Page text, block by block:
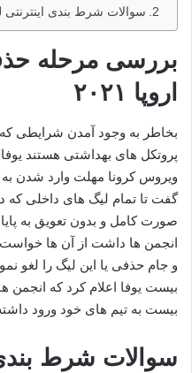
سوالات شرط بندی اینترنتی لیگ
بررسی مرحله
اروپا ۲۰۲۱
بخاطر به وجود آمدن شرایطی
پروتکل های بهداشتی هستند
ویروس کرونا مهلت وارد شدن
گفت تا تمام لیگ های داخلی که
صورت کامل و بدون تعویق به
انجمن ها داشت از آن ها خواست
و جام حذفی یا این لیگ را لغو
بیست یوفا اعلام کرد که انجمن
بیست به تیم های خود ورود
سوالات شرط